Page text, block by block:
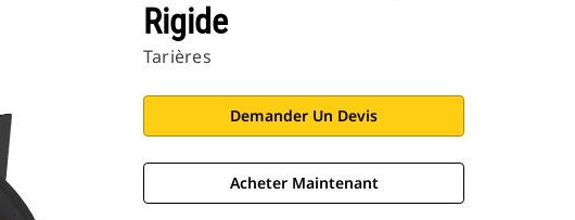
Rigide
Tarières
Demander Un Devis
Acheter Maintenant